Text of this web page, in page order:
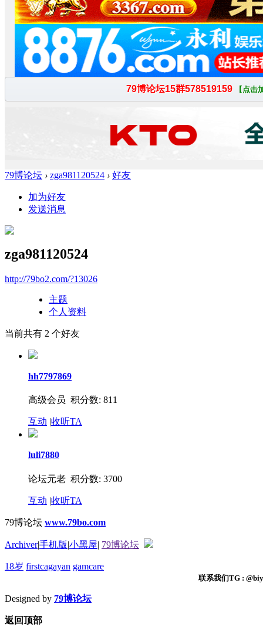
79博论坛 › zga981120524 › 好友
加为好友
发送消息
zga981120524
http://79bo2.com/?13026
主题
个人资料
当前共有 2 个好友
hh7797869
高级会员 积分数: 811
互动 |收听TA
luli7880
论坛元老 积分数: 3700
互动 |收听TA
79博论坛 www.79bo.com
Archiver|手机版|小黑屋| 79博论坛
18岁 firstcagayan gamcare
联系我们TG :
Designed by 79博论坛
返回顶部